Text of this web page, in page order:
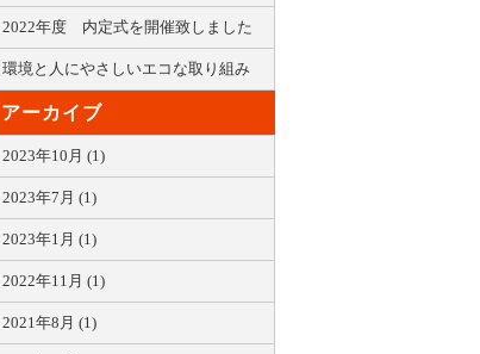
2022年度 内定式を開催致しました
環境と人にやさしいエコな取り組み
アーカイブ
2023年10月 (1)
2023年7月 (1)
2023年1月 (1)
2022年11月 (1)
2021年8月 (1)